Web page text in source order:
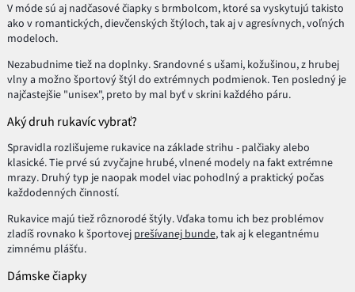
V móde sú aj nadčasové čiapky s brmbolcom, ktoré sa vyskytujú takisto
ako v romantických, dievčenských štýloch, tak aj v agresívnych, voľných
modeloch.
Nezabudnime tiež na doplnky. Srandovné s ušami, kožušinou, z hrubej
vlny a možno športový štýl do extrémnych podmienok. Ten posledný je
najčastejšie "unisex", preto by mal byť v skrini každého páru.
Aký druh rukavíc vybrať?
Spravidla rozlišujeme rukavice na základe strihu - palčiaky alebo
klasické. Tie prvé sú zvyčajne hrubé, vlnené modely na fakt extrémne
mrazy. Druhý typ je naopak model viac pohodlný a praktický počas
každodenných činností.
Rukavice majú tiež rôznorodé štýly. Vďaka tomu ich bez problémov
zladíš rovnako k športovej prešívanej bunde, tak aj k elegantnému
zimnému plášťu.
Dámske čiapky